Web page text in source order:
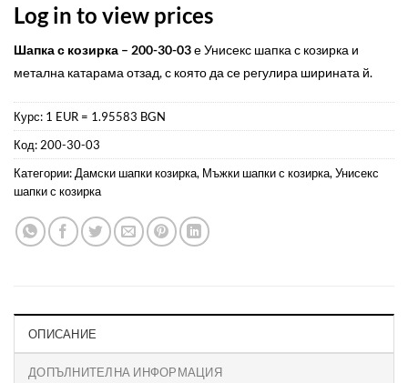
5.0от 5,
базирано
на
потребителски
оценки
Log in to view prices
Шапка с козирка – 200-30-03е Унисекс шапка с козирка и
метална катарама отзад, с която да се регулира ширината й.
Курс: 1 EUR = 1.95583 BGN
Код: 200-30-03
Категории: Дамски шапки козирка, Мъжки шапки с козирка, Унисекс
шапки с козирка
ОПИСАНИЕ
ДОПЪЛНИТЕЛНА ИНФОРМАЦИЯ